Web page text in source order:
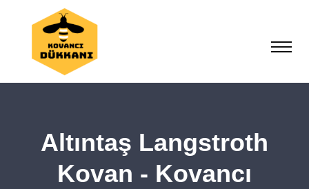
Altıntaş Langstroth
Kovan - Kovancı